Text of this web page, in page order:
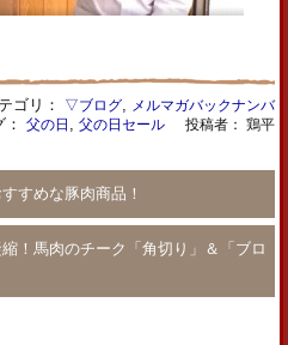
ゴリ： ▽ブログ, メルマガバックナンバ
父の日 , 父の日セール 投稿者： 鶏平
すめな豚肉商品！
縮！馬肉のチーク「角切り」＆「ブロ